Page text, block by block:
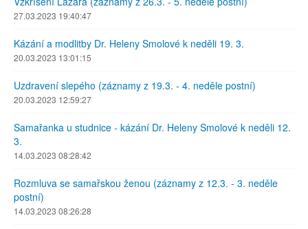
27.03.2023 19:40:47
Kázání a modlitby Dr. Heleny Smolové k neděli 19. 3.
20.03.2023 13:01:15
Uzdravení slepého (záznamy z 19.3. - 4. neděle postní)
20.03.2023 12:59:27
Samařanka u studnice - kázání Dr. Heleny Smolové k neděli 12.
3.
14.03.2023 08:28:42
Rozmluva se samařskou ženou (záznamy z 12.3. - 3. neděle
postní)
14.03.2023 08:26:28